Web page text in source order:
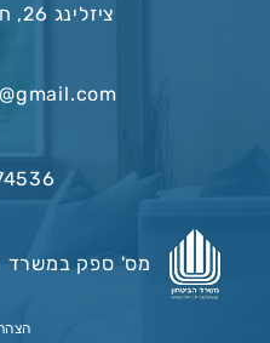
ציזלינג 26, חיפה (קריית חיים)
מס' ספק במשרד